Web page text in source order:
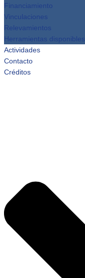
Financiamiento
Vinculaciones
Relevamientos
Herramientas disponibles
Actividades
Contacto
Créditos